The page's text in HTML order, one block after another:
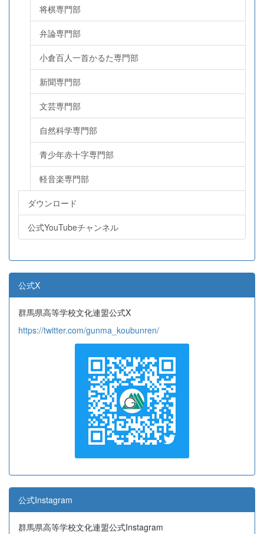
将棋専門部
弁論専門部
小倉百人一首かるた専門部
新聞専門部
文芸専門部
自然科学専門部
青少年赤十字専門部
軽音楽専門部
ダウンロード
公式YouTubeチャンネル
公式X
群馬県高等学校文化連盟公式X
https://twitter.com/gunma_koubunren/
公式Instagram
群馬県高等学校文化連盟公式Instagram